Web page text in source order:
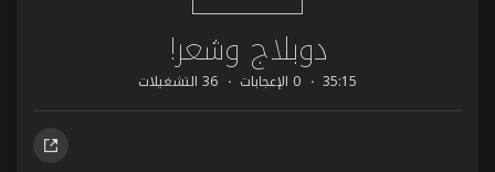
دوبلاج وشعر!
35:15 0 الإعجابات 36 التشغيلات